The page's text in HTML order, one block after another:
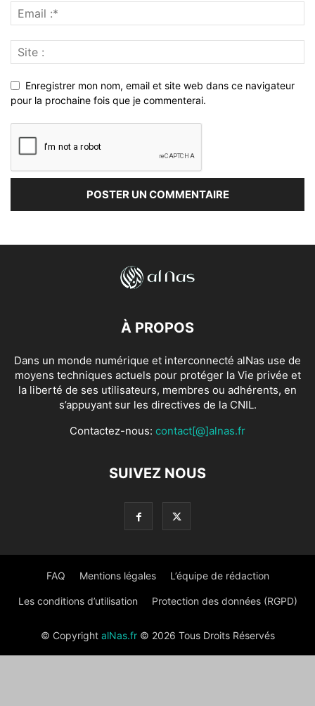
Enregistrer mon nom, email et site web dans ce navigateur
pour la prochaine fois que je commenterai.
À PROPOS
Dans un monde numérique et interconnecté alNas use de
moyens techniques actuels pour protéger la Vie privée et
la liberté de ses utilisateurs, membres ou adhérents, en
s’appuyant sur les directives de la CNIL.
Contactez-nous: contact[@]alnas.fr
SUIVEZ NOUS
FAQ Mentions légales L’équipe de rédaction
Les conditions d’utilisation Protection des données (RGPD)
© Copyright alNas.fr© 2026 Tous Droits Réservés